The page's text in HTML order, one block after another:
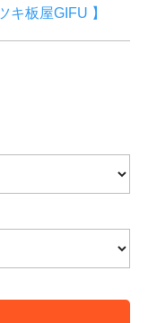
キ板屋GIFU 】